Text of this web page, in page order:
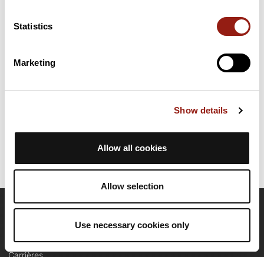
Statistics
Marketing
Show details
Allow all cookies
Allow selection
Use necessary cookies only
Découvrez ce parcours de vélo de 86,9 km à proximité de
présente une ascension cumulée de plus de 1120m. Prévoyez
environ 4 heures et 9 minutes pour réaliser ce parcours.
Dernière modification de la fiche parcours: 26 février 2024 à 13:23:01.
OpenRunner
Equipe
Carrières